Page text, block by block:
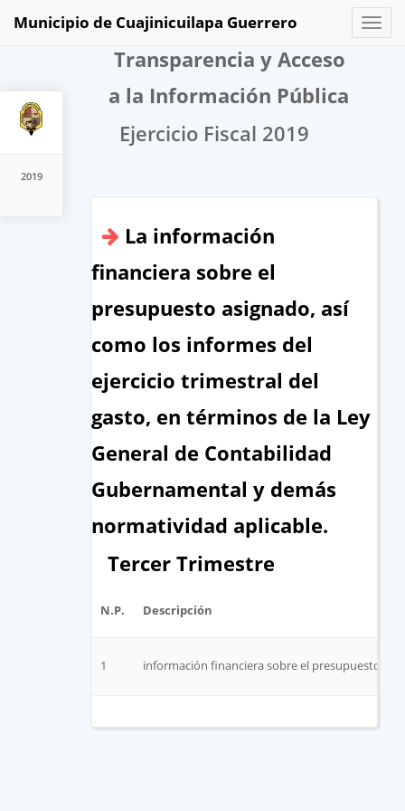
2019
Toggle
Municipio de Cuajinicuilapa Guerrero
Transparencia y Acceso
a la Información Pública
Ejercicio Fiscal 2019
La información
financiera sobre el
presupuesto asignado, así
como los informes del
ejercicio trimestral del
gasto, en términos de la Ley
General de Contabilidad
Gubernamental y demás
normatividad aplicable.
Tercer Trimestre
N.P. Descripción
1 información financiera sobre el presupuesto